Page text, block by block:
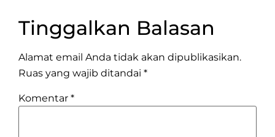
Tinggalkan Balasan
Alamat email Anda tidak akan dipublikasikan.
Ruas yang wajib ditandai *
Komentar *